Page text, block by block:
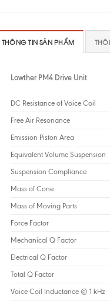
THÔNG TIN SẢN PHẨM
Lowther PM4 Drive Unit
DC Resistance of Voice Coil
Free Air Resonance
Emission Piston Area
Equivalent Volume Suspension
Suspension Compliance
Mass of Cone
Mass of Moving Parts
Force Factor
Mechanical Q Factor
Electrical Q Factor
Total Q Factor
Voice Coil Inductance @ 1 kHz